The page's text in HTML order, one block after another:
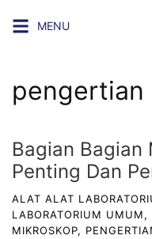
MENU
pengertian
Bagian Bagian
Penting Dan
ALAT ALAT
LABORATORIUM UMUM,
MIKROSKOP,